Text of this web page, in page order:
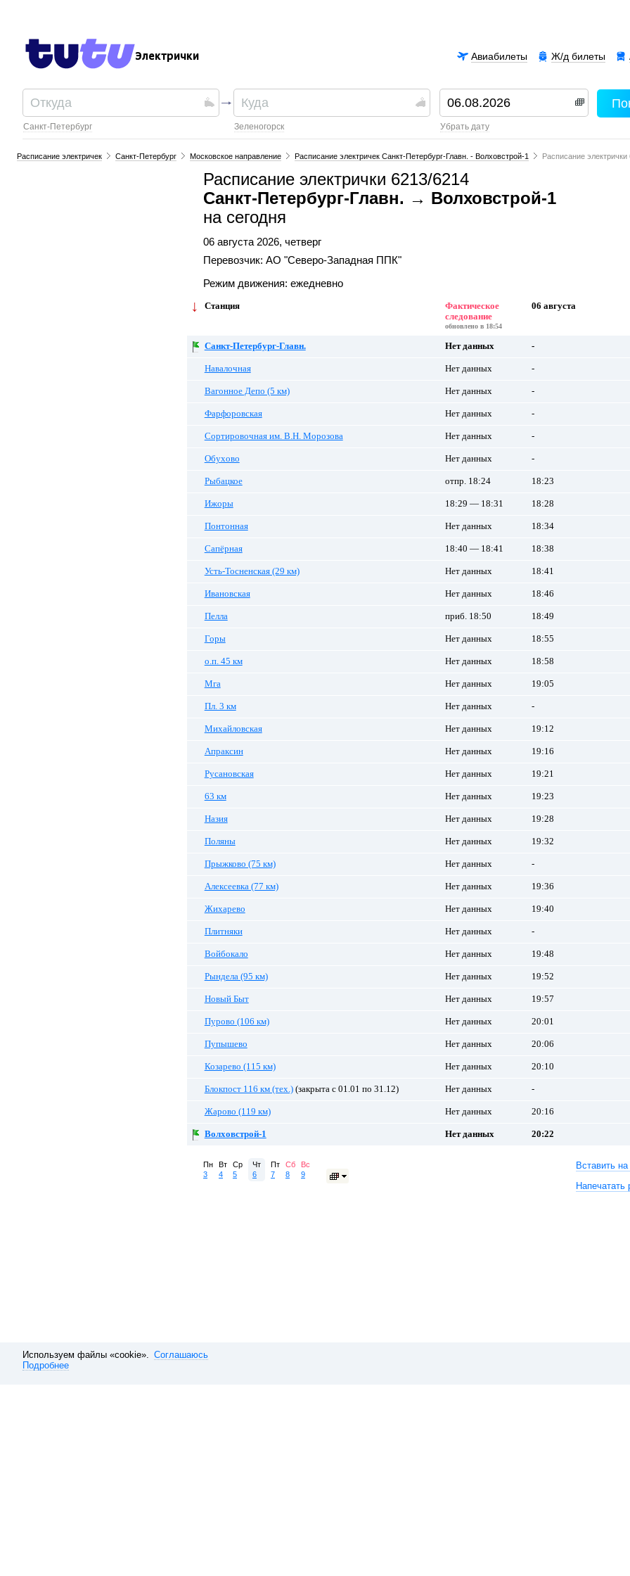
Электрички Ж/д билеты
Авиабилеты
Санкт-Петербург Зеленогорск убрать дату
Расписание электричек Санкт-Петербург Московское направление Расписание электричек Санкт-Петербург-Главн. - Волховстрой-1 Расписание электрички
Расписание электрички 6213/6214
Санкт-Петербург-Главн. → Волховстрой-1
на сегодня
06 августа 2026, четверг
Перевозчик: АО "Северо-Западная ППК"
Режим движения: ежедневно
Станция
Фактическое
следование
обновлено в 18:54
06 августа
Санкт-Петербург-Главн. Нет данных -
Навалочная Нет данных -
Вагонное Депо (5 км) Нет данных -
Фарфоровская Нет данных -
Сортировочная им. В.Н. Морозова Нет данных -
Обухово Нет данных -
Рыбацкое отпр. 18:24 18:23
Ижоры 18:29 — 18:31 18:28
Понтонная Нет данных 18:34
Сапёрная 18:40 — 18:41 18:38
Усть-Тосненская (29 км) Нет данных 18:41
Ивановская Нет данных 18:46
Пелла приб. 18:50 18:49
Горы Нет данных 18:55
о.п. 45 км Нет данных 18:58
Мга Нет данных 19:05
Пл. 3 км Нет данных -
Михайловская Нет данных 19:12
Апраксин Нет данных 19:16
Русановская Нет данных 19:21
63 км Нет данных 19:23
Назия Нет данных 19:28
Поляны Нет данных 19:32
Прыжково (75 км) Нет данных -
Алексеевка (77 км) Нет данных 19:36
Жихарево Нет данных 19:40
Плитняки Нет данных -
Войбокало Нет данных 19:48
Рындела (95 км) Нет данных 19:52
Новый Быт Нет данных 19:57
Пурово (106 км) Нет данных 20:01
Пупышево Нет данных 20:06
Козарево (115 км) Нет данных 20:10
Блокпост 116 км (тех.)(закрыта с 01.01 по 31.12) Нет данных -
Жарово (119 км) Нет данных 20:16
Волховстрой-1 Нет данных 20:22
Пн
3
Вт
4
Ср
5
Чт
6
Пт
7
Сб
8
Вс
9
Вставить на
Напечатать
Используем файлы «cookie». Соглашаюсь
Подробнее